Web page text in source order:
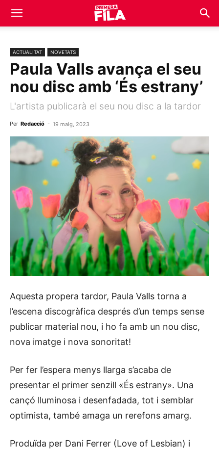
ACTUALITAT NOVETATS
Paula Valls avança el seu
nou disc amb ‘És estrany’
L'artista publicarà el seu nou disc a la tardor
Per Redacció - 19 maig, 2023
Aquesta propera tardor, Paula Valls torna a
l’escena discogràfica després d’un temps sense
publicar material nou, i ho fa amb un nou disc,
nova imatge i nova sonoritat!
Per fer l’espera menys llarga s’acaba de
presentar el primer senzill «És estrany». Una
cançó lluminosa i desenfadada, tot i semblar
optimista, també amaga un rerefons amarg.
Produïda per Dani Ferrer (Love of Lesbian) i